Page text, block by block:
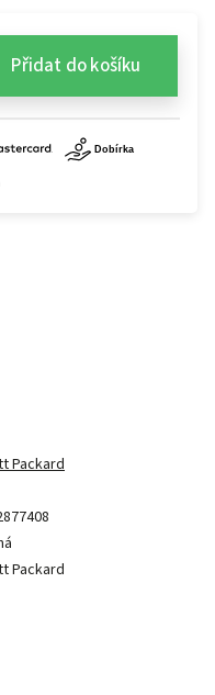
Přidat do košíku
Packard
Packard